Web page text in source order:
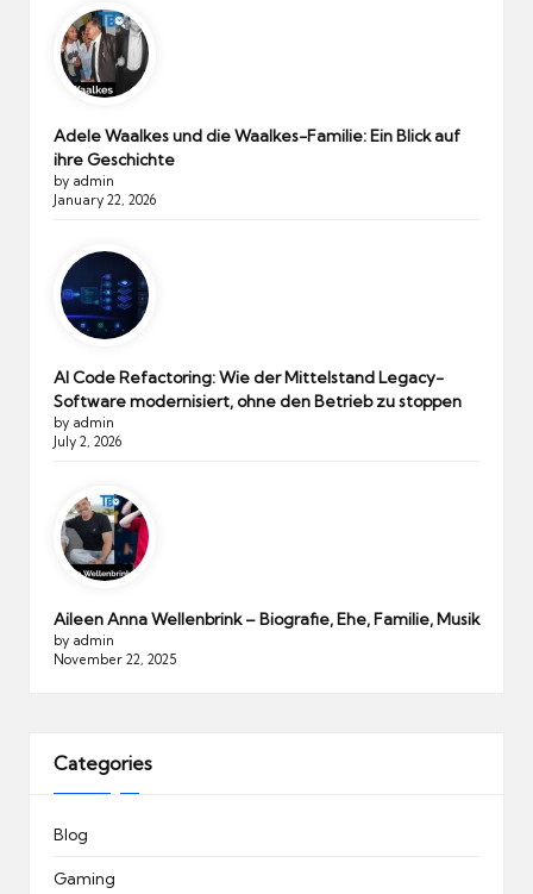
Adele Waalkes und die Waalkes-Familie: Ein Blick auf
ihre Geschichte
by admin
January 22, 2026
AI Code Refactoring: Wie der Mittelstand Legacy-
Software modernisiert, ohne den Betrieb zu stoppen
by admin
July 2, 2026
Aileen Anna Wellenbrink – Biografie, Ehe, Familie, Musik
by admin
November 22, 2025
Categories
Blog
Gaming